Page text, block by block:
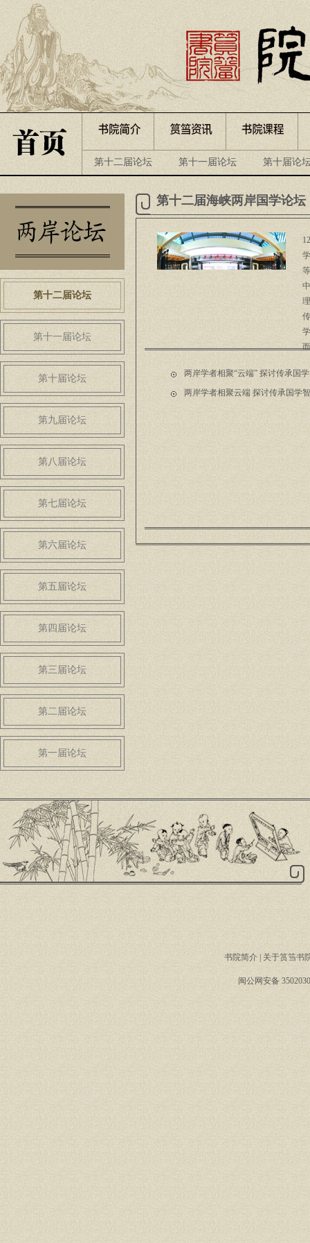
第十二届论坛 第十一届论坛 第十届论
第十二届论坛
第十一届论坛
第十届论坛
第九届论坛
第八届论坛
第七届论坛
第六届论坛
第五届论坛
第四届论坛
第三届论坛
第二届论坛
第一届论坛
第十二届海峡两岸国学论坛
两岸学者相聚“云端” 探讨传承国
两岸学者相聚云端 探讨传承国学
书院简介 关于筼筜书
闽公网安备